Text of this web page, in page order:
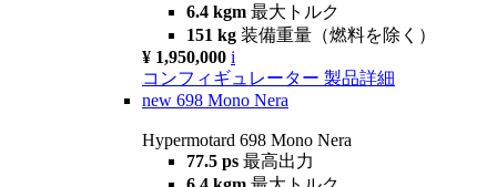
6.4 kgm 最大トルク
151 kg 装備重量（燃料を除く）
¥ 1,950,000 i
コンフィギュレーター 製品詳細
new 698 Mono Nera
Hypermotard 698 Mono Nera
77.5 ps 最高出力